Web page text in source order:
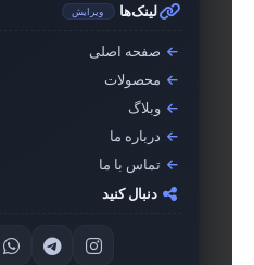
لینک‌ها ویرایش
صفحه اصلی
محصولات
وبلاگ
درباره ما
تماس با ما
دنبال کنید